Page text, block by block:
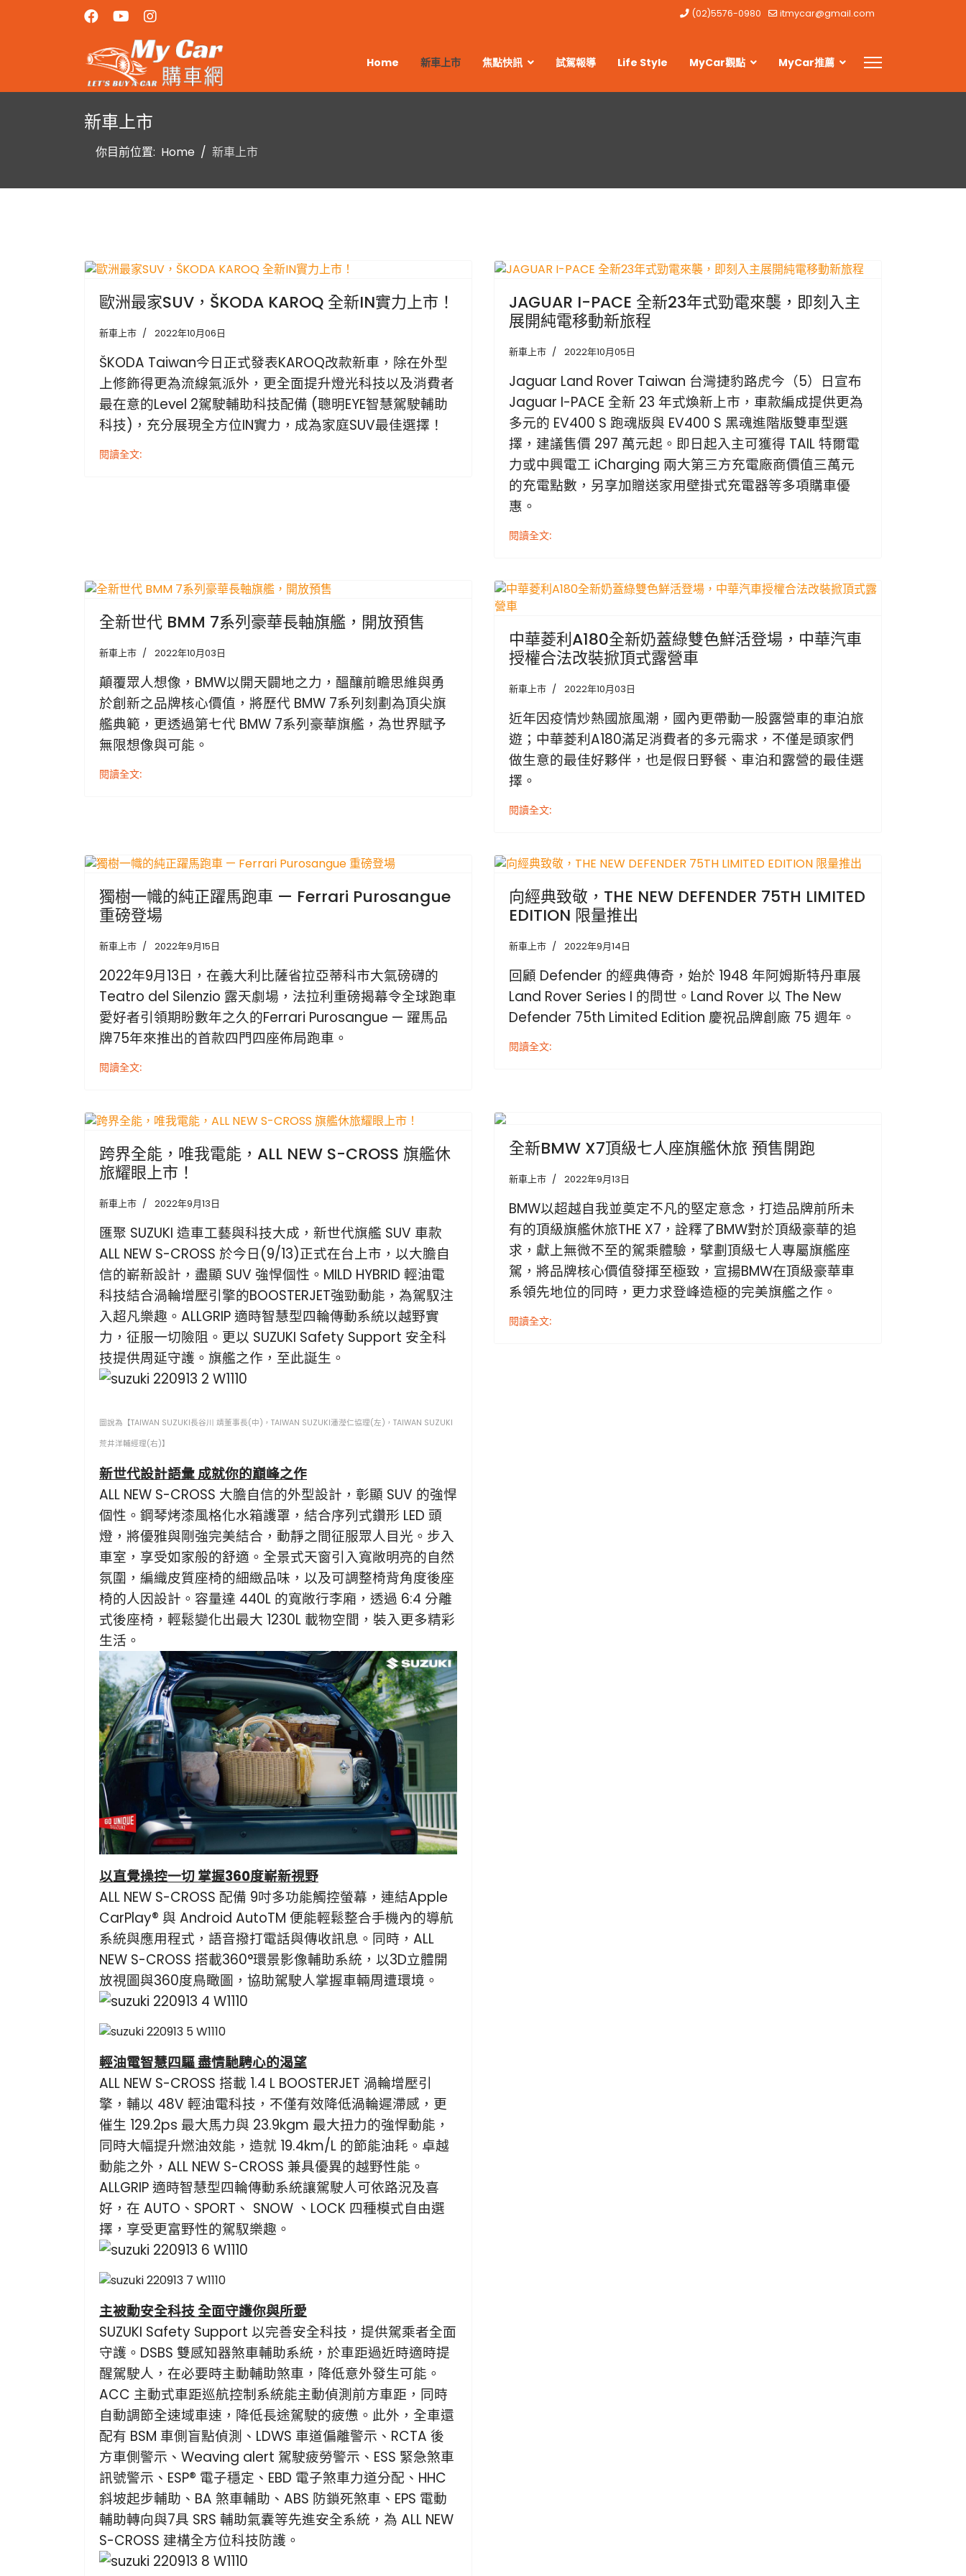
(02)5576-0980 itmycar@gmail.com
Home 新車上市 焦點快訊 試駕報導 Life Style MyCar觀點 MyCar推薦
新車上市
你目前位置: Home 新車上市
歐洲最家SUV，ŠKODA KAROQ 全新IN實⼒上市！
新車上市 2022年10月06日
ŠKODA Taiwan今⽇正式發表KAROQ改款新⾞，除在外型
上修飾得更為流線氣派外，更全⾯提升燈光科技以及消費者
最在意的Level 2駕駛輔助科技配備 (聰明EYE智慧駕駛輔助
科技)，充分展現全⽅位IN實⼒，成為家庭SUV最佳選擇！
閱讀全文:
JAGUAR I-PACE 全新23年式勁電來襲，即刻入主
展開純電移動新旅程
新車上市 2022年10月05日
Jaguar Land Rover Taiwan 台灣捷豹路虎今（5）日宣布
Jaguar I-PACE 全新 23 年式煥新上市，車款編成提供更為
多元的 EV400 S 跑魂版與 EV400 S 黑魂進階版雙車型選
擇，建議售價 297 萬元起。即日起入主可獲得 TAIL 特爾電
力或中興電工 iCharging 兩大第三方充電廠商價值三萬元
的充電點數，另享加贈送家用壁掛式充電器等多項購車優
惠。
閱讀全文:
全新世代 BMM 7系列豪華長軸旗艦，開放預售
新車上市 2022年10月03日
顛覆眾人想像，BMW以開天闢地之力，醞釀前瞻思維與勇
於創新之品牌核心價值，將歷代 BMW 7系列刻劃為頂尖旗
艦典範，更透過第七代 BMW 7系列豪華旗艦，為世界賦予
無限想像與可能。
閱讀全文:
中華菱利A180全新奶蓋綠雙色鮮活登場，中華汽車
授權合法改裝掀頂式露營車
新車上市 2022年10月03日
近年因疫情炒熱國旅風潮，國內更帶動一股露營車的車泊旅
遊；中華菱利A180滿足消費者的多元需求，不僅是頭家們
做生意的最佳好夥伴，也是假日野餐、車泊和露營的最佳選
擇。
閱讀全文:
獨樹一幟的純正躍馬跑車 — Ferrari Purosangue
重磅登場
新車上市 2022年9月15日
2022年9月13日，在義大利比薩省拉亞蒂科市大氣磅礴的
Teatro del Silenzio 露天劇場，法拉利重磅揭幕令全球跑車
愛好者引領期盼數年之久的Ferrari Purosangue — 躍馬品
牌75年來推出的首款四門四座佈局跑車。
閱讀全文:
向經典致敬，THE NEW DEFENDER 75TH LIMITED
EDITION 限量推出
新車上市 2022年9月14日
回顧 Defender 的經典傳奇，始於 1948 年阿姆斯特丹車展
Land Rover Series I 的問世。Land Rover 以 The New
Defender 75th Limited Edition 慶祝品牌創廠 75 週年。
閱讀全文:
跨界全能，唯我電能，ALL NEW S-CROSS 旗艦休
旅耀眼上市！
新車上市 2022年9月13日
匯聚 SUZUKI 造車工藝與科技大成，新世代旗艦 SUV 車款
ALL NEW S-CROSS 於今日(9/13)正式在台上市，以大膽自
信的嶄新設計，盡顯 SUV 強悍個性。MILD HYBRID 輕油電
科技結合渦輪增壓引擎的BOOSTERJET強勁動能，為駕馭注
入超凡樂趣。ALLGRIP 適時智慧型四輪傳動系統以越野實
力，征服一切險阻。更以 SUZUKI Safety Support 安全科
技提供周延守護。旗艦之作，至此誕生。
圖說為【TAIWAN SUZUKI長谷川 靖董事長(中)，TAIWAN SUZUKI潘瀅仁協理(左)，TAIWAN SUZUKI
荒井洋輔經理(右)】
新世代設計語彙 成就你的巔峰之作
ALL NEW S-CROSS 大膽自信的外型設計，彰顯 SUV 的強悍
個性。鋼琴烤漆風格化水箱護罩，結合序列式鑽形 LED 頭
燈，將優雅與剛強完美結合，動靜之間征服眾人目光。步入
車室，享受如家般的舒適。全景式天窗引入寬敞明亮的自然
氛圍，編織皮質座椅的細緻品味，以及可調整椅背角度後座
椅的人因設計。容量達 440L 的寬敞行李廂，透過 6:4 分離
式後座椅，輕鬆變化出最大 1230L 載物空間，裝入更多精彩
生活。
以直覺操控一切 掌握360度嶄新視野
ALL NEW S-CROSS 配備 9吋多功能觸控螢幕，連結Apple
CarPlay® 與 Android AutoTM 便能輕鬆整合手機內的導航
系統與應用程式，語音撥打電話與傳收訊息。同時，ALL
NEW S-CROSS 搭載360°環景影像輔助系統，以3D立體開
放視圖與360度鳥瞰圖，協助駕駛人掌握車輛周遭環境。
輕油電智慧四驅 盡情馳騁心的渴望
ALL NEW S-CROSS 搭載 1.4 L BOOSTERJET 渦輪增壓引
擎，輔以 48V 輕油電科技，不僅有效降低渦輪遲滯感，更
催生 129.2ps 最大馬力與 23.9kgm 最大扭力的強悍動能，
同時大幅提升燃油效能，造就 19.4km/L 的節能油耗。卓越
動能之外，ALL NEW S-CROSS 兼具優異的越野性能。
ALLGRIP 適時智慧型四輪傳動系統讓駕駛人可依路況及喜
好，在 AUTO、SPORT、 SNOW 、LOCK 四種模式自由選
擇，享受更富野性的駕馭樂趣。
主被動安全科技 全面守護你與所愛
SUZUKI Safety Support 以完善安全科技，提供駕乘者全面
守護。DSBS 雙感知器煞車輔助系統，於車距過近時適時提
醒駕駛人，在必要時主動輔助煞車，降低意外發生可能。
ACC 主動式車距巡航控制系統能主動偵測前方車距，同時
自動調節全速域車速，降低長途駕駛的疲憊。此外，全車還
配有 BSM 車側盲點偵測、LDWS 車道偏離警示、RCTA 後
方車側警示、Weaving alert 駕駛疲勞警示、ESS 緊急煞車
訊號警示、ESP® 電子穩定、EBD 電子煞車力道分配、HHC
斜坡起步輔助、BA 煞車輔助、ABS 防鎖死煞車、EPS 電動
輔助轉向與7具 SRS 輔助氣囊等先進安全系統，為 ALL NEW
S-CROSS 建構全方位科技防護。
全新BMW X7頂級七人座旗艦休旅 預售開跑
新車上市 2022年9月13日
BMW以超越自我並奠定不凡的堅定意念，打造品牌前所未
有的頂級旗艦休旅THE X7，詮釋了BMW對於頂級豪華的追
求，獻上無微不至的駕乘體驗，擘劃頂級七人專屬旗艦座
駕，將品牌核心價值發揮至極致，宣揚BMW在頂級豪華車
系領先地位的同時，更力求登峰造極的完美旗艦之作。
閱讀全文: